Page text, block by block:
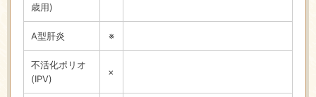
歳用)
A型肝炎 ※
不活化ポリオ
(IPV)
×